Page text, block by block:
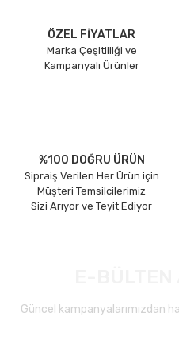
ÖZEL FİYATLAR
Marka Çeşitliliği ve
Kampanyalı Ürünler
%100 DOĞRU ÜRÜN
Sipraiş Verilen Her Ürün için
Müşteri Temsilcilerimiz
Sizi Arıyor ve Teyit Ediyor
Güncel kampanyalarımızdan